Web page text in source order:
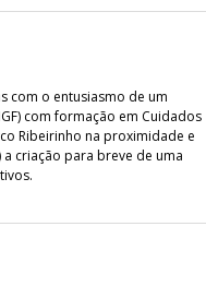
com o entusiasmo de um
com formação em Cuidados
Ribeirinho na proximidade e
criação para breve de uma